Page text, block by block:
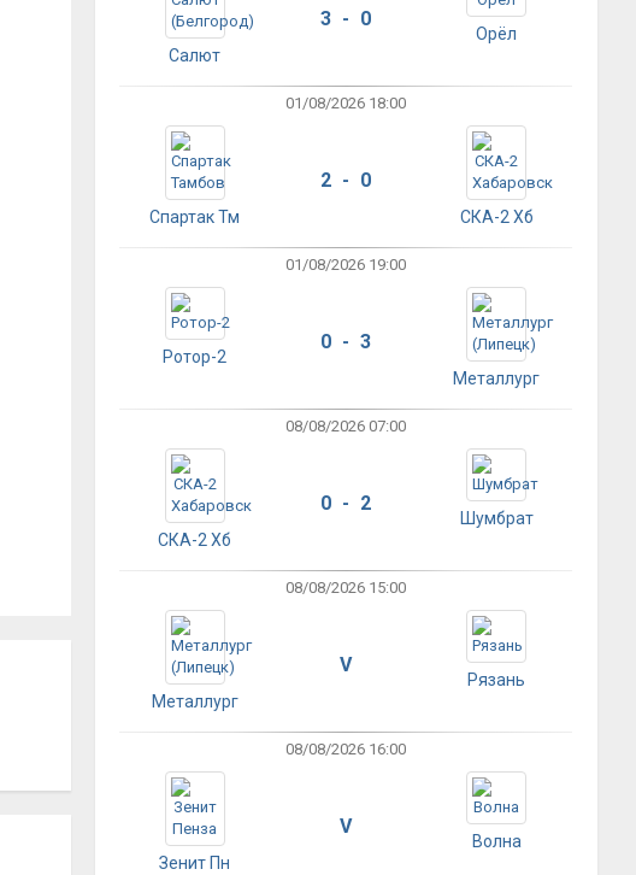
Салют
3 - 0
Орёл
01/08/2026 18:00
Спартак Тм
2 - 0
СКА-2 Хб
01/08/2026 19:00
Ротор-2
0 - 3
Металлург
08/08/2026 07:00
СКА-2 Хб
0 - 2
Шумбрат
08/08/2026 15:00
Металлург
V
Рязань
08/08/2026 16:00
Зенит Пн
V
Волна